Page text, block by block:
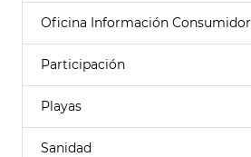
Oficina Información Consumidor
Participación
Playas
Sanidad